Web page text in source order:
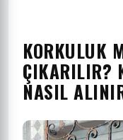
KORKULUK
ÇIKARILIR?
NASIL